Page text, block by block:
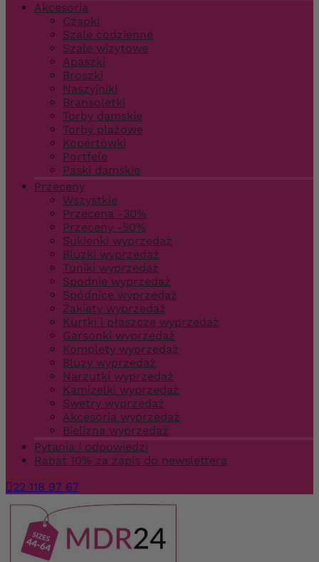
Akcesoria
Czapki
Szale codzienne
Szale wizytowe
Apaszki
Broszki
Naszyjniki
Bransoletki
Torby damskie
Torby plażowe
Kopertówki
Portfele
Paski damskie
Przeceny
Wszystkie
Przecena -30%
Przeceny -50%
Sukienki wyprzedaż
Bluzki wyprzedaż
Tuniki wyprzedaż
Spodnie wyprzedaż
Spódnice wyprzedaż
Żakiety wyprzedaż
Kurtki i płaszcze wyprzedaż
Garsonki wyprzedaż
Komplety wyprzedaż
Bluzy wyprzedaż
Narzutki wyprzedaż
Kamizelki wyprzedaż
Swetry wyprzedaż
Akcesoria wyprzedaż
Bielizna wyprzedaż
Pytania i odpowiedzi
Rabat 10% za zapis do newslettera
 22 118 97 67